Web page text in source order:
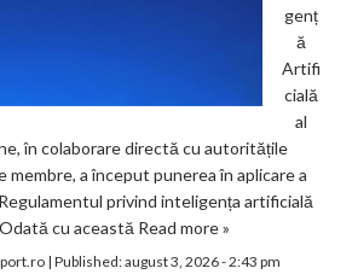
genț
ă
Artifi
cială
al
în colaborare directă cu autoritățile
membre, a început punerea în aplicare a
privind inteligența artificială
cu această Read more »
| Published:august 3, 2026 - 2:43 pm